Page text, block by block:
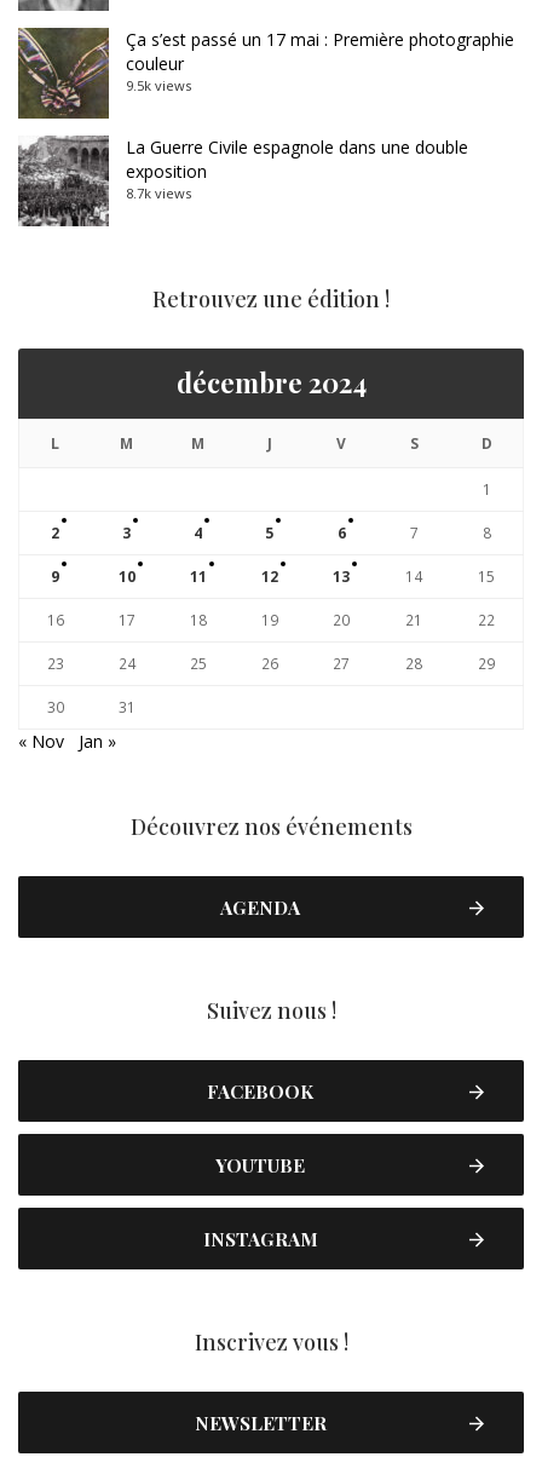
Ça s’est passé un 17 mai : Première photographie
couleur
9.5k views
La Guerre Civile espagnole dans une double
exposition
8.7k views
Retrouvez une édition !
décembre 2024
L M M J V S D
1
2 3 4 5 6 7 8
9 10 11 12 13 14 15
16 17 18 19 20 21 22
23 24 25 26 27 28 29
30 31
« Nov Jan »
Découvrez nos événements
AGENDA
Suivez nous !
FACEBOOK
YOUTUBE
INSTAGRAM
Inscrivez vous !
NEWSLETTER